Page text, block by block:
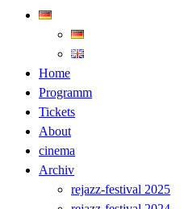
Home
Programm
Tickets
About
cinema
Archiv
rejazz-festival 2025